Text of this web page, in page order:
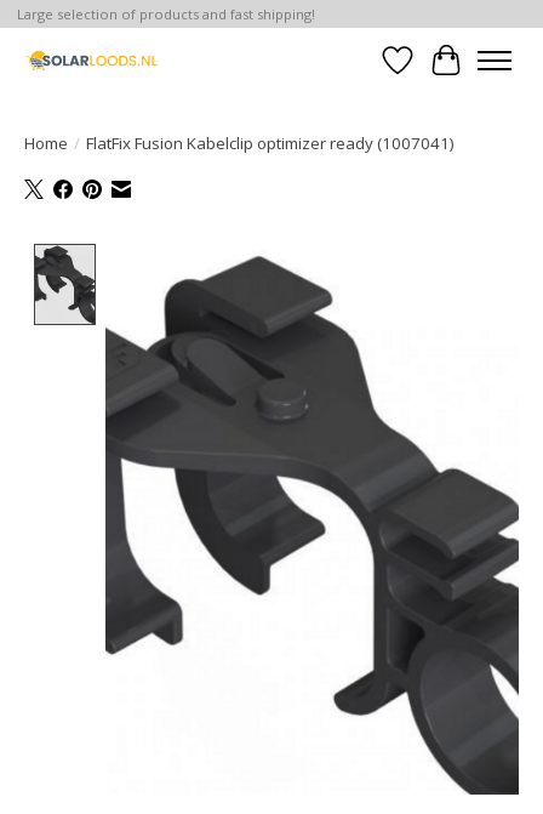
Large selection of products and fast shipping!
Verlanglijst
Home / FlatFix Fusion Kabelclip optimizer ready (1007041)
Product image slideshow Items